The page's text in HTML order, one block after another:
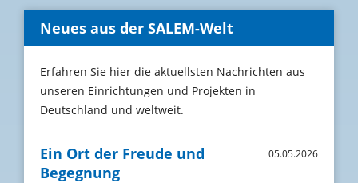
Neues aus der SALEM-Welt
Erfahren Sie hier die aktuellsten Nachrichten aus
unseren Einrichtungen und Projekten in
Deutschland und weltweit.
Ein Ort der Freude und
Begegnung
05.05.2026